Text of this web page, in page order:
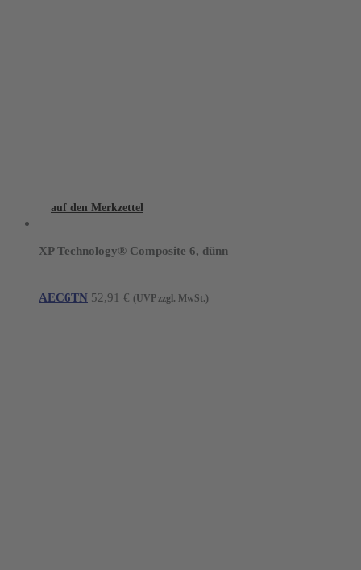
auf den Merkzettel
XP Technology® Composite 6, dünn
AEC6TN 52,91 € (UVP zzgl. MwSt.)